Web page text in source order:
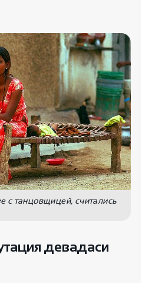
с танцовщицей, считались
девадаси